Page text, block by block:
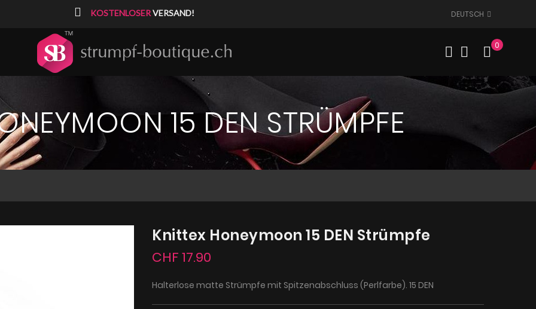
KOSTENLOSERVERSAND! DEUTSCH
0
15 DEN STRÜMPFE
Knittex Honeymoon 15 DEN Strümpfe
CHF 17.90
Halterlose matte Strümpfe mit Spitzenabschluss (Perlfarbe). 15 DEN